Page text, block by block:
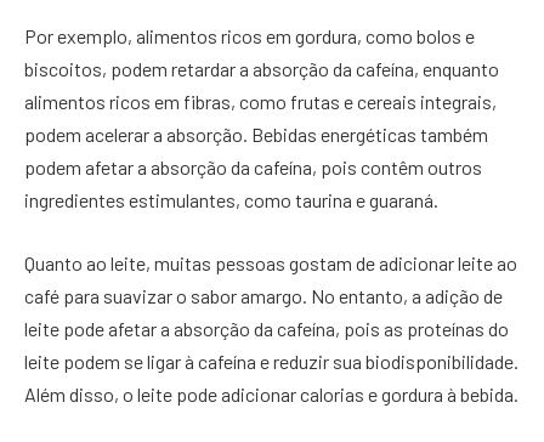
Por exemplo, alimentos ricos em gordura, como bolos e
biscoitos, podem retardar a absorção da cafeína, enquanto
alimentos ricos em fibras, como frutas e cereais integrais,
podem acelerar a absorção. Bebidas energéticas também
podem afetar a absorção da cafeína, pois contêm outros
ingredientes estimulantes, como taurina e guaraná.
Quanto ao leite, muitas pessoas gostam de adicionar leite ao
café para suavizar o sabor amargo. No entanto, a adição de
leite pode afetar a absorção da cafeína, pois as proteínas do
leite podem se ligar à cafeína e reduzir sua biodisponibilidade.
Além disso, o leite pode adicionar calorias e gordura à bebida.